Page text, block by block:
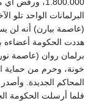
البرلمانات الواحد تلو
(عاصمة بيارن) أنه لن
هددت الحكومة أعضاءه
برلمان روان (عاصمة
خونة، وحرم من حماية
المحاكم الجديدة.
فلما أرسلت الحكومة